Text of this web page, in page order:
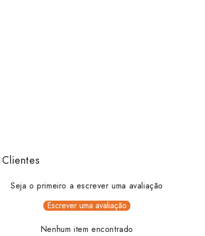
Seja o primeiro a escrever uma avaliação
Escrever uma avaliação
Nenhum item encontrado